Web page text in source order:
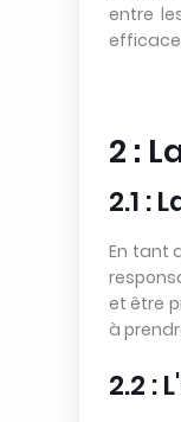
entre
2 :
2.1 :
En tant
et être
à
2.2 :